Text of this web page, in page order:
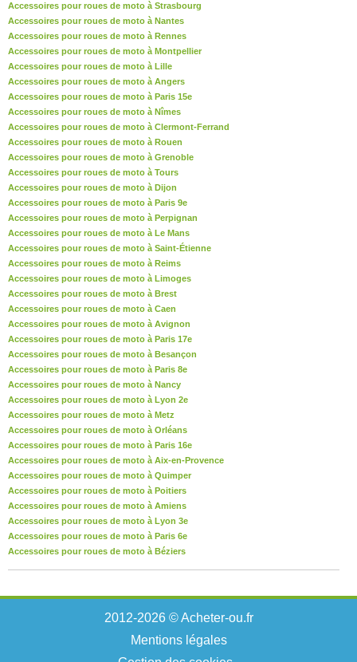
Accessoires pour roues de moto à Strasbourg
Accessoires pour roues de moto à Nantes
Accessoires pour roues de moto à Rennes
Accessoires pour roues de moto à Montpellier
Accessoires pour roues de moto à Lille
Accessoires pour roues de moto à Angers
Accessoires pour roues de moto à Paris 15e
Accessoires pour roues de moto à Nîmes
Accessoires pour roues de moto à Clermont-Ferrand
Accessoires pour roues de moto à Rouen
Accessoires pour roues de moto à Grenoble
Accessoires pour roues de moto à Tours
Accessoires pour roues de moto à Dijon
Accessoires pour roues de moto à Paris 9e
Accessoires pour roues de moto à Perpignan
Accessoires pour roues de moto à Le Mans
Accessoires pour roues de moto à Saint-Étienne
Accessoires pour roues de moto à Reims
Accessoires pour roues de moto à Limoges
Accessoires pour roues de moto à Brest
Accessoires pour roues de moto à Caen
Accessoires pour roues de moto à Avignon
Accessoires pour roues de moto à Paris 17e
Accessoires pour roues de moto à Besançon
Accessoires pour roues de moto à Paris 8e
Accessoires pour roues de moto à Nancy
Accessoires pour roues de moto à Lyon 2e
Accessoires pour roues de moto à Metz
Accessoires pour roues de moto à Orléans
Accessoires pour roues de moto à Paris 16e
Accessoires pour roues de moto à Aix-en-Provence
Accessoires pour roues de moto à Quimper
Accessoires pour roues de moto à Poitiers
Accessoires pour roues de moto à Amiens
Accessoires pour roues de moto à Lyon 3e
Accessoires pour roues de moto à Paris 6e
Accessoires pour roues de moto à Béziers
2012-2026 © Acheter-ou.fr
Mentions légales